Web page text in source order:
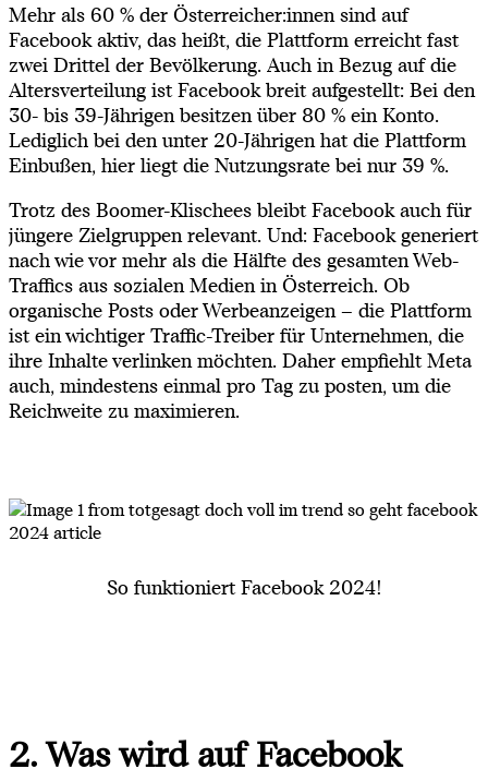
Mehr als 60 % der Österreicher:innen sind auf
Facebook aktiv, das heißt, die Plattform erreicht fast
zwei Drittel der Bevölkerung. Auch in Bezug auf die
Altersverteilung ist Facebook breit aufgestellt: Bei den
30- bis 39-Jährigen besitzen über 80 % ein Konto.
Lediglich bei den unter 20-Jährigen hat die Plattform
Einbußen, hier liegt die Nutzungsrate bei nur 39 %.
Trotz des Boomer-Klischees bleibt Facebook auch für
jüngere Zielgruppen relevant. Und: Facebook generiert
nach wie vor mehr als die Hälfte des gesamten Web-
Traffics aus sozialen Medien in Österreich. Ob
organische Posts oder Werbeanzeigen – die Plattform
ist ein wichtiger Traffic-Treiber für Unternehmen, die
ihre Inhalte verlinken möchten. Daher empfiehlt Meta
auch, mindestens einmal pro Tag zu posten, um die
Reichweite zu maximieren.
So funktioniert Facebook 2024!
2. Was wird auf Facebook